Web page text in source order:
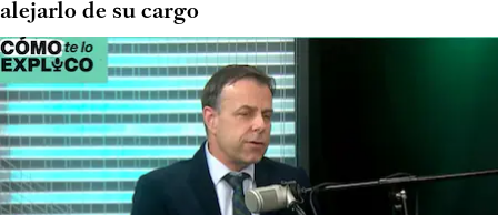
alejarlo de su cargo